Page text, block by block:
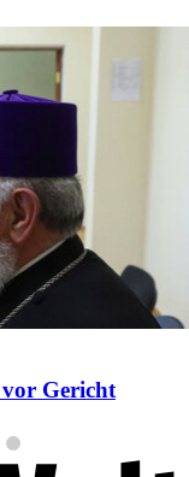
Gericht